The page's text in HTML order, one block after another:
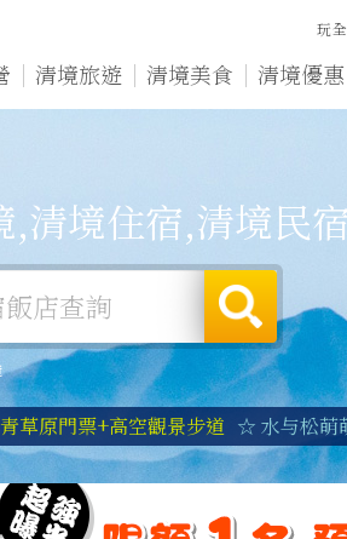
清境旅遊 清境美食 清境優惠
玩
,清境住宿,清境民
草原門票+高空觀景步道 ☆ 水与松萌